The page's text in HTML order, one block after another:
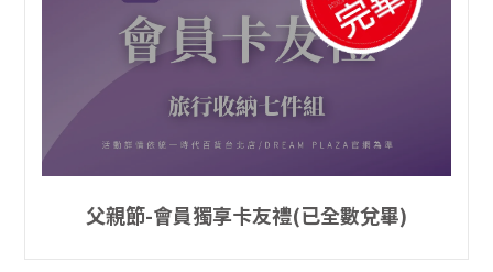
父親節-會員獨享卡友禮(已全數兌畢)